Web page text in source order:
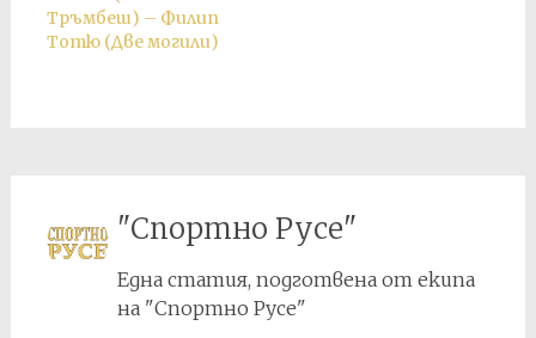
Тръмбеш) – Филип
Тотю (Две могили)
"Спортно Русе"
Една статия, подготвена от екипа
на "Спортно Русе"